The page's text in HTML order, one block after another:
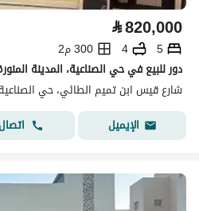
⃁820,000
5
4
300 م2
دور للبيع في حي الصناعية، المدينة
شارع قيس ابن تميم الطائي، حي
الإيميل